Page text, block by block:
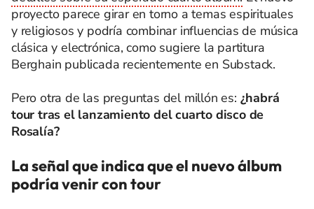
proyecto parece girar en torno a temas espirituales
y religiosos y podría combinar influencias de música
clásica y electrónica, como sugiere la partitura
Berghain publicada recientemente en Substack.
Pero otra de las preguntas del millón es: ¿habrá
tour tras el lanzamiento del cuarto disco de
Rosalía?
La señal que indica que el nuevo álbum
podría venir con tour